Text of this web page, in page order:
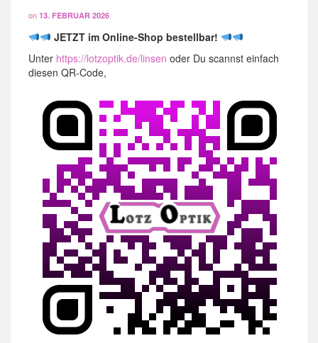
on 13. FEBRUAR 2026
JETZT im Online-Shop bestellbar!
Unter https://lotzoptik.de/linsen oder Du scannst einfach
diesen QR-Code,